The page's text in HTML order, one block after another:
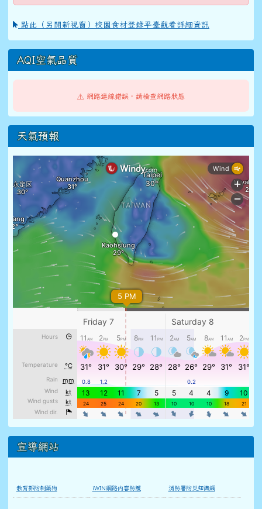
點此（另開新視窗）校園食材登錄平臺觀看詳細資訊
AQI空氣品質
⚠️ 網路連線錯誤，請檢查網路狀態
天氣預報
宣導網站
教育部防制藥物 iWIN網路內容防護 消防署防災知識網